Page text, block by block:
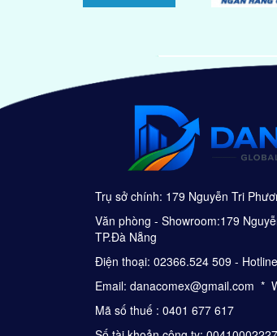
Trụ sở chính: 179 Nguyễn Tri
Văn phòng - Showroom:179
TP.Đà Nẵng
Điện thoại: 02366.524 509 -
Email: danacomex@gmail.com *
Mã số thuế : 0401 677 617